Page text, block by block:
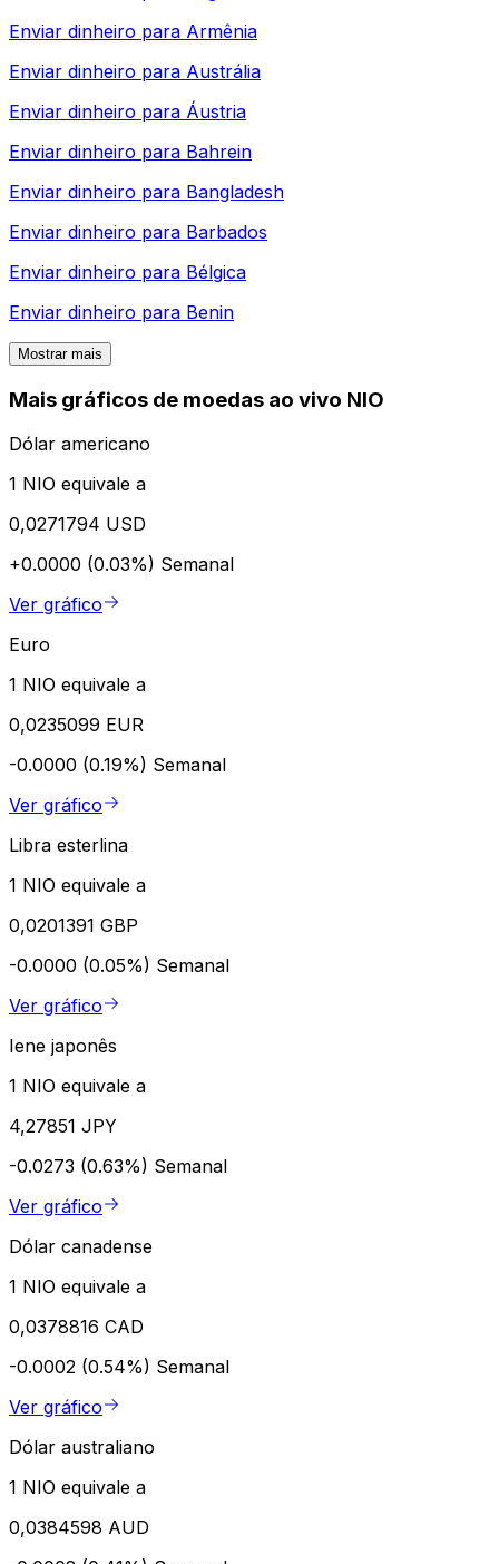
Enviar dinheiro para Armênia
Enviar dinheiro para Austrália
Enviar dinheiro para Áustria
Enviar dinheiro para Bahrein
Enviar dinheiro para Bangladesh
Enviar dinheiro para Barbados
Enviar dinheiro para Bélgica
Enviar dinheiro para Benin
Mostrar mais
Mais gráficos de moedas ao vivo NIO
Dólar americano
1 NIO equivale a
0,0271794 USD
+0.0000 (0.03%) Semanal
Ver gráfico
Euro
1 NIO equivale a
0,0235099 EUR
-0.0000 (0.19%) Semanal
Ver gráfico
Libra esterlina
1 NIO equivale a
0,0201391 GBP
-0.0000 (0.05%) Semanal
Ver gráfico
Iene japonês
1 NIO equivale a
4,27851 JPY
-0.0273 (0.63%) Semanal
Ver gráfico
Dólar canadense
1 NIO equivale a
0,0378816 CAD
-0.0002 (0.54%) Semanal
Ver gráfico
Dólar australiano
1 NIO equivale a
0,0384598 AUD